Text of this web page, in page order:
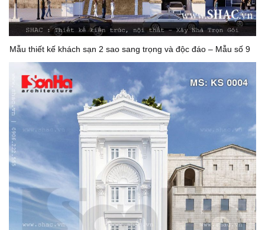
Mẫu thiết kế khách sạn 2 sao sang trọng và độc đáo – Mẫu số 9